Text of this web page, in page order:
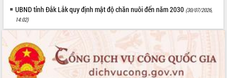
UBND tỉnh Đắk Lắk quy định mật độ chăn nuôi đến năm 2030 (30/07/2026,
14:02)